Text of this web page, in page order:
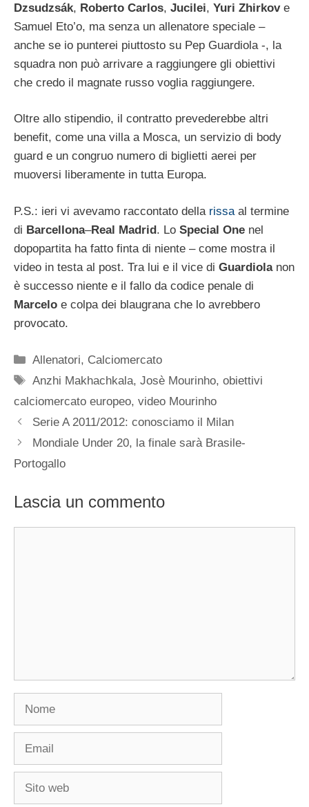
Dzsudzsák, Roberto Carlos, Jucilei, Yuri Zhirkove
Samuel Eto’o, ma senza un allenatore speciale –
anche se io punterei piuttosto su Pep Guardiola -, la
squadra non può arrivare a raggiungere gli obiettivi
che credo il magnate russo voglia raggiungere.
Oltre allo stipendio, il contratto prevederebbe altri
benefit, come una villa a Mosca, un servizio di body
guard e un congruo numero di biglietti aerei per
muoversi liberamente in tutta Europa.
P.S.: ieri vi avevamo raccontato della rissa al termine
di Barcellona–Real Madrid. Lo Special One nel
dopopartita ha fatto finta di niente – come mostra il
video in testa al post. Tra lui e il vice di Guardiolanon
è successo niente e il fallo da codice penale di
Marcelo e colpa dei blaugrana che lo avrebbero
provocato.
Categorie
Allenatori, Calciomercato
Tag
Anzhi Makhachkala,Josè Mourinho,obiettivi
calciomercato europeo, video Mourinho
Serie A 2011/2012: conosciamo il Milan
Mondiale Under 20, la finale sarà Brasile-
Portogallo
Lascia un commento